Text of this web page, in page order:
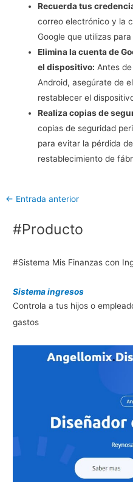
Recuerda tus
correo electrónico y la
Google que utilizas
Elimina la cuenta de
el dispositivo: Antes
Android, asegúrate de
restablecer el
Realiza copias de
copias de seguridad
para evitar la pérdida
restablecimiento de
← Entrada anterior
#Producto
#Sistema Mis Finanzas con
Sistema ingresos
Controla a tus hijos o
gastos